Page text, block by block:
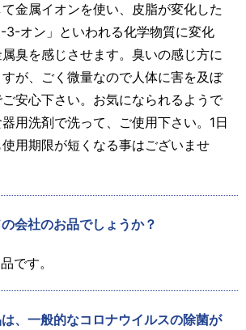
金属イオンを使い、皮脂が変化した
3-オン」といわれる化学物質に変化
臭を感じさせます。臭いの感じ方に
が、ごく微量なので人体に害を及ぼ
安心下さい。お気になられるようで
用洗剤で洗って、ご使用下さい。1日
用期限が短くなる事はございませ
会社のお品でしょうか？
です。
、一般的なコロナウイルスの除菌が